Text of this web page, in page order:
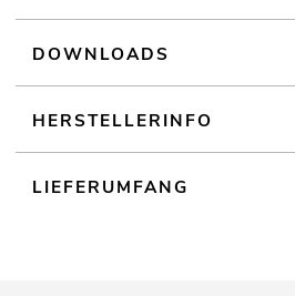
DOWNLOADS
HERSTELLERINFO
LIEFERUMFANG